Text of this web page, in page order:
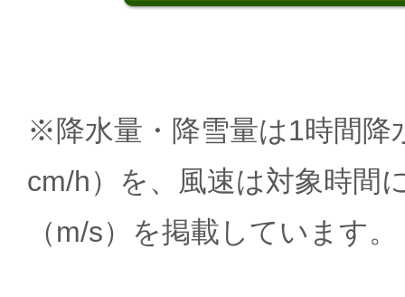
※降水量・降雪量は1時間降
cm/h）を、風速は対象時間
（m/s）を掲載しています。